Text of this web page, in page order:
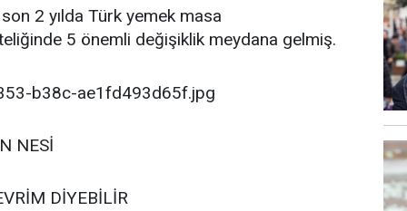
2 yılda Türk yemek masa
5 önemli değişiklik meydana gelmiş.
NESİ
DİYEBİLİR